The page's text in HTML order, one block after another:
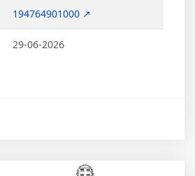
194764901000 ↗
29-06-2026